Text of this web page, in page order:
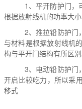
1、平开防护门，
根据放射线机的功率大
2、推拉铅防护门
与材料是根据放射线机
构与平开门结构有所区别
3、电动铅防护门
开启比较吃力，所以采
移式